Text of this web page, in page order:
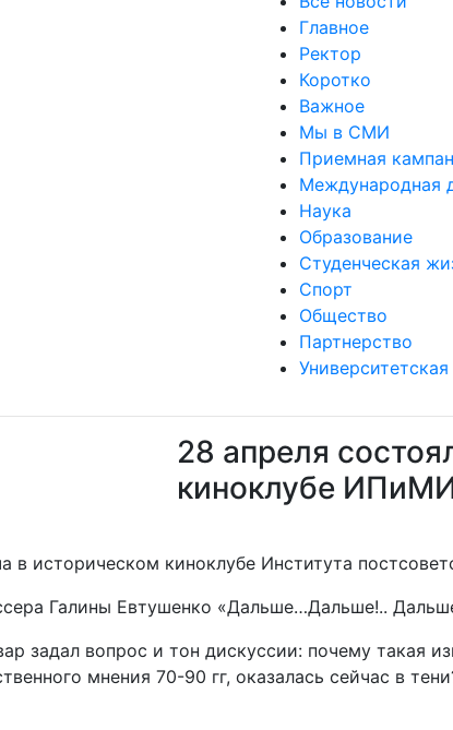
Главное
Ректор
Коротко
Важное
Мы в СМИ
Приемная
Международная
Наука
Образование
Студенческая
Спорт
Общество
Партнерство
28 апреля
киноклубе
в историческом киноклубе Института
Галины Евтушенко «Дальше…Дальше!..
задал вопрос и тон дискуссии: почему такая
мнения 70-90 гг, оказалась сейчас в